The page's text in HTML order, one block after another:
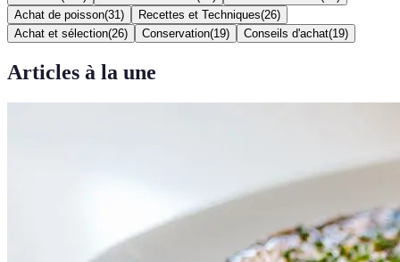
Achat de poisson(31 ) Recettes et Techniques(26)
Achat et sélection(26) Conservation(19) Conseils d'achat(19)
Articles à la une